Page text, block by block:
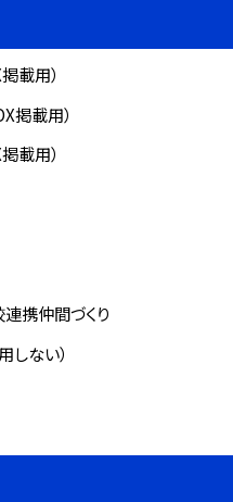
載用）
掲載用）
載用）
携仲間づくり
しない）